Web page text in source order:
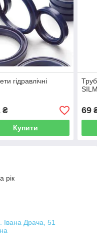
гідравлічні
₴
Купити
69
рік
Івана Драча, 51